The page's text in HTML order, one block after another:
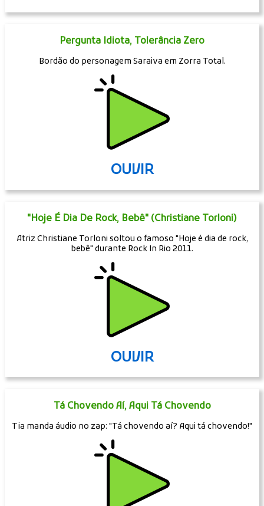
Pergunta Idiota, Tolerância Zero
Bordão do personagem Saraiva em Zorra Total.
OUVIR
"Hoje É Dia De Rock, Bebê" (Christiane Torloni)
Atriz Christiane Torloni soltou o famoso "Hoje é dia de rock,
bebê" durante Rock In Rio 2011.
OUVIR
Tá Chovendo Aí, Aqui Tá Chovendo
Tia manda áudio no zap: "Tá chovendo aí? Aqui tá chovendo!"